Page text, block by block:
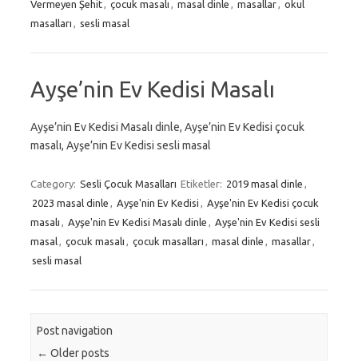
Vermeyen Şehit
çocuk masalı masal dinle masallar
okul
masalları
sesli masal
Ayşe’nin Ev Kedisi Masalı
Ayşe’nin Ev Kedisi Masalı dinle, Ayşe’nin Ev Kedisi çocuk
masalı, Ayşe’nin Ev Kedisi sesli masal
Category: Sesli Çocuk Masalları Etiketler: 2019 masal dinle
2023 masal dinle
Ayşe'nin Ev Kedisi
Ayşe'nin Ev Kedisi çocuk
masalı
Ayşe'nin Ev Kedisi Masalı dinle
Ayşe'nin Ev Kedisi sesli
masal
çocuk masalı çocuk masalları masal dinle masallar
sesli masal
Post navigation
← Older posts